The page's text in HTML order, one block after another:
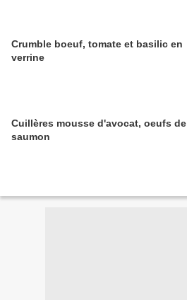
Crumble boeuf, tomate et basilic en
verrine
Cuillères mousse d'avocat, oeufs de
saumon